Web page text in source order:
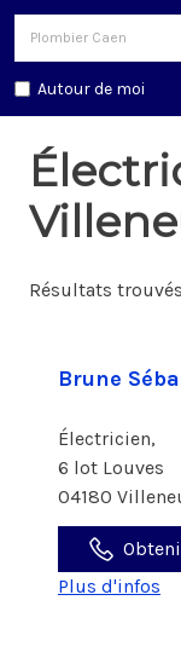
Autour de moi
Résultats trouvés
Brune
Électricien,
6 lot Louves
04180
Plus d'infos